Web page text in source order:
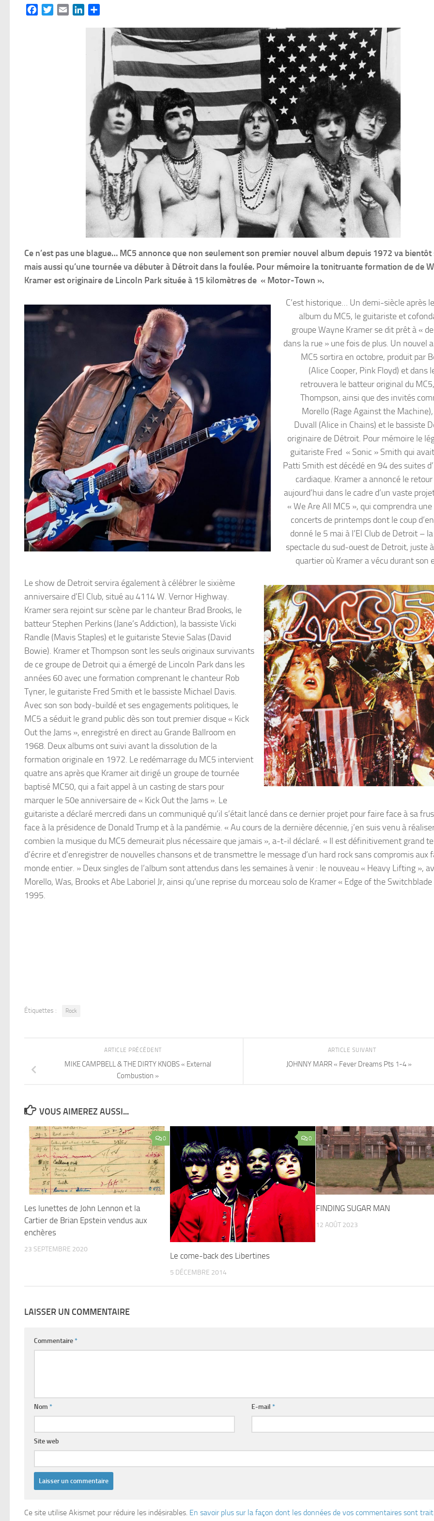
FacebookTwitterEmail LinkedIn
Ce n’est pas une blague… MC5 annonce que non seulement son premier nouvel album depuis 1972 va
mais aussi qu’une tournée va débuter à Détroit dans la foulée. Pour mémoire la tonitruante formation de de
Kramer est originaire de Lincoln Park située à 15 kilomètres de « Motor-Town ».
C’est historique… Un demi-siècle après
album du MC5, le guitariste et
groupe Wayne Kramer se dit prêt à «
dans la rue » une fois de plus. Un nouvel
MC5 sortira en octobre, produit par
(Alice Cooper, Pink Floyd) et dans
retrouvera le batteur original du
Thompson, ainsi que des invités
Morello (Rage Against the
Duvall (Alice in Chains) et le bassiste
originaire de Détroit. Pour mémoire le
guitariste Fred « Sonic » Smith qui
Patti Smith est décédé en 94 des suites
cardiaque. Kramer a annoncé le
aujourd’hui dans le cadre d’un vaste
« We Are All MC5 », qui comprendra
concerts de printemps dont le coup
donné le 5 mai à l’El Club de Detroit –
spectacle du sud-ouest de Detroit, juste
quartier où Kramer a vécu durant son
Le show de Detroit servira également à célébrer le sixième
anniversaire d’El Club, situé au 4114 W. Vernor Highway.
Kramer sera rejoint sur scène par le chanteur Brad Brooks, le
batteur Stephen Perkins (Jane’s Addiction), la bassiste Vicki
Randle (Mavis Staples) et le guitariste Stevie Salas (David
Bowie). Kramer et Thompson sont les seuls originaux survivants
de ce groupe de Detroit qui a émergé de Lincoln Park dans les
années 60 avec une formation comprenant le chanteur Rob
Tyner, le guitariste Fred Smith et le bassiste Michael Davis.
Avec son son body-buildé et ses engagements politiques, le
MC5 a séduit le grand public dès son tout premier disque « Kick
Out the Jams », enregistré en direct au Grande Ballroom en
1968. Deux albums ont suivi avant la dissolution de la
formation originale en 1972. Le redémarrage du MC5 intervient
quatre ans après que Kramer ait dirigé un groupe de tournée
baptisé MC50, qui a fait appel à un casting de stars pour
marquer le 50e anniversaire de « Kick Out the Jams ». Le
guitariste a déclaré mercredi dans un communiqué qu’il s’était lancé dans ce dernier projet pour faire face à sa
face à la présidence de Donald Trump et à la pandémie. « Au cours de la dernière décennie, j’en suis venu à
combien la musique du MC5 demeurait plus nécessaire que jamais », a-t-il déclaré. « Il est définitivement grand
d’écrire et d’enregistrer de nouvelles chansons et de transmettre le message d’un hard rock sans compromis aux
monde entier. » Deux singles de l’album sont attendus dans les semaines à venir : le nouveau « Heavy Lifting »,
Morello, Was, Brooks et Abe Laboriel Jr, ainsi qu’une reprise du morceau solo de Kramer « Edge of the Switchblade
1995.
Étiquettes : Rock
ARTICLE SUIVANT
JOHNNY MARR « Fever Dreams Pts 1-4 »
ARTICLE PRÉCÉDENT
MIKE CAMPBELL & THE DIRTY KNOBS « External
Combustion »
VOUS AIMEREZ AUSSI...
0
Les lunettes de John Lennon et la
Cartier de Brian Epstein vendus aux
enchères
23 SEPTEMBRE 2020
0
Le come-back des Libertines
5 DÉCEMBRE 2014
FINDING SUGAR MAN
12 AOÛT 2023
LAISSER UN COMMENTAIRE
Commentaire*
Nom * E-mail*
Site web
Ce site utilise Akismet pour réduire les indésirables. En savoir plus sur la façon dont les données de vos commentaires sont